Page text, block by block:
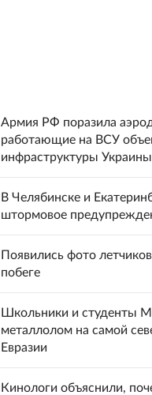
Армия РФ поразила
работающие на ВСУ
инфраструктуры Украины
В Челябинске и
штормовое
Появились фото
побеге
Школьники и студенты
металлолом на самой
Евразии
Кинологи объяснили,